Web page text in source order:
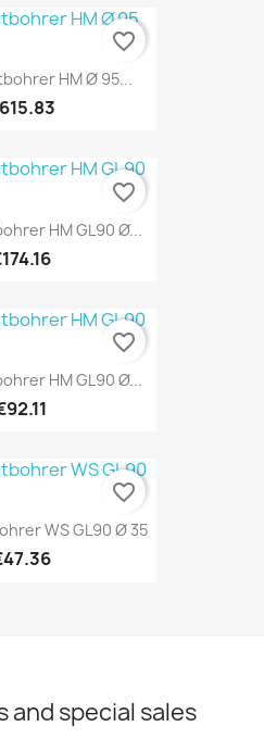
HM Ø 95...
favorite_border
HM GL90 Ø...
favorite_border
HM GL90 Ø...
favorite_border
WS GL90 Ø 35
favorite_border
and special sales